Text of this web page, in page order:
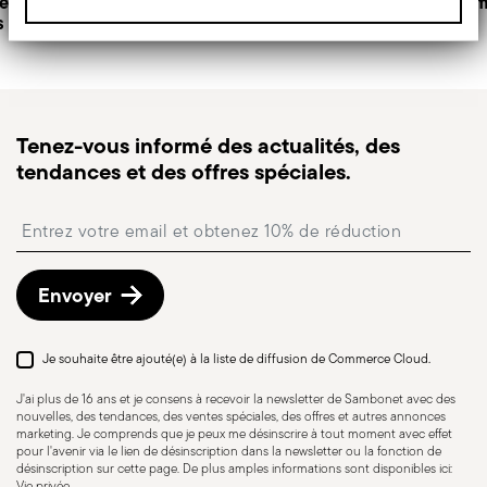
serving fork, 1 ladle
Monobloc
Adaptation au lave-
vaisselle
Expédition rapide :pour les articles en stock,
l’expédition standard prend généralement 1 à 3
jours ouvrés.
suivre la livraison.
Point relais: en Italie, la livraison en point relais est
paiement.
Retours gratuits sous 30 jours
date d’expédition/facturation en suivant la
procédure indiquée sur la page
personnalisé
Tenez-vous informé des actualités, des
tendances et des offres spéciales.
Envoyer
Je souhaite être ajouté(e) à la liste de diffusion de Commerce Cloud.
J'ai plus de 16 ans et je consens à recevoir la newsletter de Sambonet avec des
nouvelles, des tendances, des ventes spéciales, des offres et autres annonces
marketing. Je comprends que je peux me désinscrire à tout moment avec effet
pour l'avenir via le lien de désinscription dans la newsletter ou la fonction de
désinscription sur cette page. De plus amples informations sont disponibles ici: